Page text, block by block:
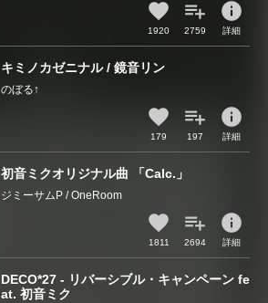
1920 2759
info
詳細
キミノカゼニナル / 鏡音リン
のぼる↑
179 197
info
詳細
初音ミクオリジナル曲 「Calc.」
ジミーサムP / OneRoom
1811 2694
info
詳細
DECO*27 - リバーシブル・キャンペーン fe
at. 初音ミク